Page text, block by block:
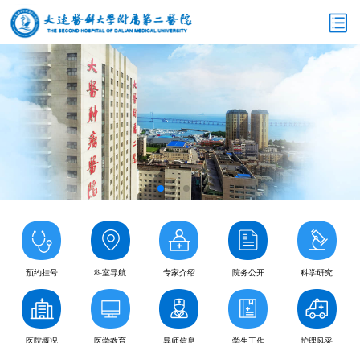
预约挂号 科室导航 专家介绍 院务公开 科学研究
医院概况 医学教育 导师信息 学生工作 护理风采